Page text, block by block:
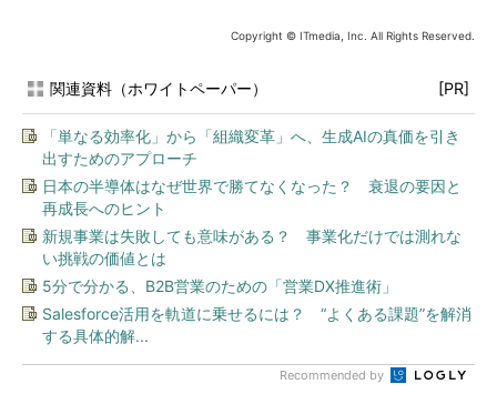
Copyright © ITmedia, Inc. All Rights Reserved.
関連資料（ホワイトペーパー） [PR]
「単なる効率化」から「組織変革」へ、生成AIの真価を引き
出すためのアプローチ
日本の半導体はなぜ世界で勝てなくなった？ 衰退の要因と
再成長へのヒント
新規事業は失敗しても意味がある？ 事業化だけでは測れな
い挑戦の価値とは
5分で分かる、B2B営業のための「営業DX推進術」
Salesforce活用を軌道に乗せるには？ “よくある課題”を解消
する具体的解...
Recommended by